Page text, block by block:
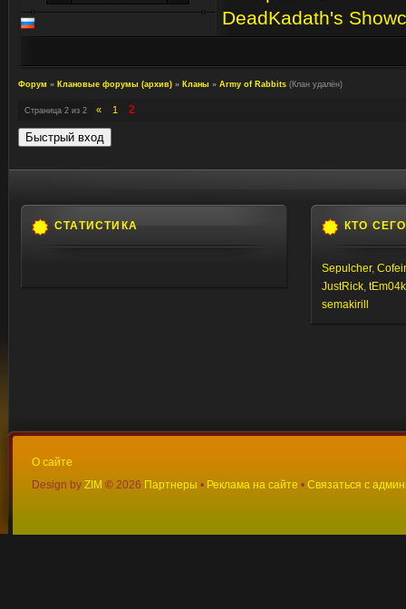
DeadKadath's
Форум » Клановые форумы (архив) » Кланы » Army of Rabbits (Клан удалён)
Страница 2 из 2 « 1 2
СТАТИСТИКА КТО
Sepulcher,
JustRick,
semakirill
О сайте
Design by ZIM © 2026 Партнеры • Реклама на сайте • Связаться с